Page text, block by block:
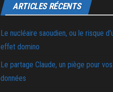
ARTICLES RÉCENTS
Le nucléaire saoudien, ou le risque
effet domino
Le partage Claude, un piège pour vos
données